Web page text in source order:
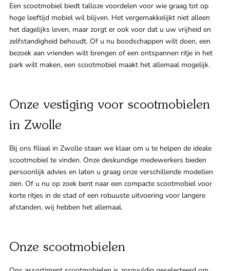
Een scootmobiel biedt talloze voordelen voor wie graag tot op
hoge leeftijd mobiel wil blijven. Het vergemakkelijkt niet alleen
het dagelijks leven, maar zorgt er ook voor dat u uw vrijheid en
zelfstandigheid behoudt. Of u nu boodschappen wilt doen, een
bezoek aan vrienden wilt brengen of een ontspannen ritje in het
park wilt maken, een scootmobiel maakt het allemaal mogelijk.
Onze vestiging voor scootmobielen
in Zwolle
Bij ons filiaal in Zwolle staan we klaar om u te helpen de ideale
scootmobiel te vinden. Onze deskundige medewerkers bieden
persoonlijk advies en laten u graag onze verschillende modellen
zien. Of u nu op zoek bent naar een compacte scootmobiel voor
korte ritjes in de stad of een robuuste uitvoering voor langere
afstanden, wij hebben het allemaal.
Onze scootmobielen